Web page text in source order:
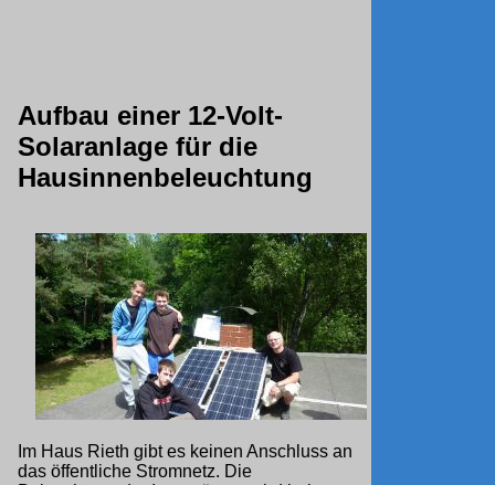
Aufbau einer 12-Volt-
Solaranlage für die
Hausinnenbeleuchtung
Im Haus Rieth gibt es keinen Anschluss an
das öffentliche Stromnetz. Die